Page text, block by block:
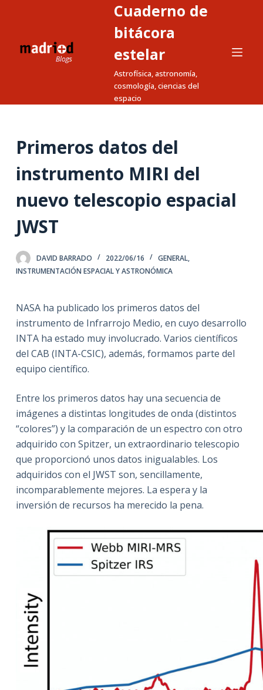
a
n
o
Cuaderno de
bitácora
estelar
Astrofísica, astronomía,
cosmología, ciencias del
espacio
Primeros datos del
instrumento MIRI del
nuevo telescopio espacial
JWST
DAVID BARRADO 2022/06/16 GENERAL,
INSTRUMENTACIÓN ESPACIAL Y ASTRONÓMICA
NASA ha publicado los primeros datos del
instrumento de Infrarrojo Medio, en cuyo desarrollo
INTA ha estado muy involucrado. Varios científicos
del CAB (INTA-CSIC), además, formamos parte del
equipo científico.
Entre los primeros datos hay una secuencia de
imágenes a distintas longitudes de onda (distintos
“colores”) y la comparación de un espectro con otro
adquirido con Spitzer, un extraordinario telescopio
que proporcionó unos datos inigualables. Los
adquiridos con el JWST son, sencillamente,
incomparablemente mejores. La espera y la
inversión de recursos ha merecido la pena.